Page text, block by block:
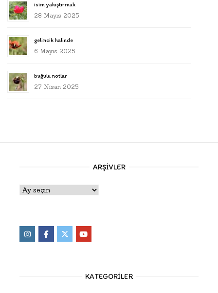
isim yakıştırmak
28 Mayıs 2025
gelincik halinde
6 Mayıs 2025
buğulu notlar
27 Nisan 2025
ARŞIVLER
Arşivler
KATEGORILER